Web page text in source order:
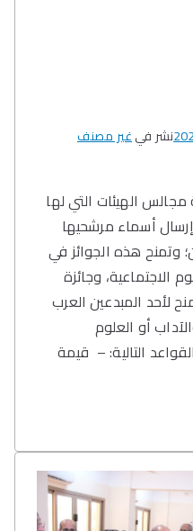
نشر فيغير مصنف
الهيئات التي لها
إرسال أسماء مرشحيها
وتمنح هذه الجوائز في
الاجتماعية، وجائزة
لأحد المبدعين العرب
أو العلوم
التالية: – قيمة